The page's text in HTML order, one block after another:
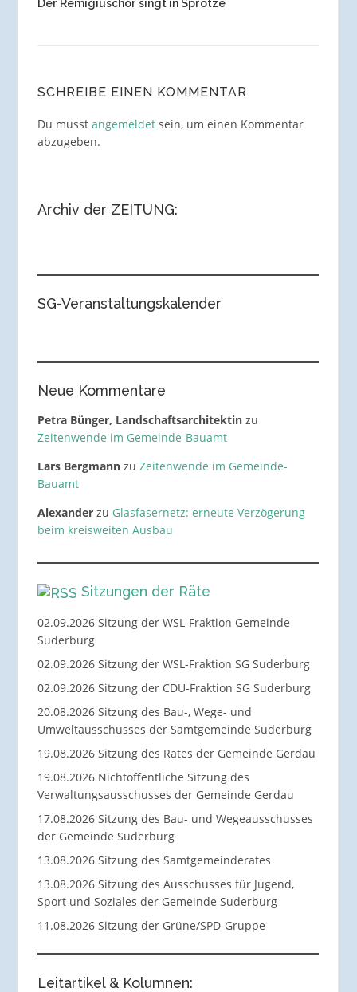
Der Remigiuschor singt in Sprötze
SCHREIBE EINEN KOMMENTAR
Du musst angemeldetsein, um einen Kommentar
abzugeben.
Archiv der ZEITUNG:
SG-Veranstaltungskalender
Neue Kommentare
Petra Bünger, Landschaftsarchitektinzu
Zeitenwende im Gemeinde-Bauamt
Lars Bergmannzu Zeitenwende im Gemeinde-
Bauamt
Alexanderzu Glasfasernetz: erneute Verzögerung
beim kreisweiten Ausbau
Sitzungen der Räte
02.09.2026 Sitzung der WSL-Fraktion Gemeinde
Suderburg
02.09.2026 Sitzung der WSL-Fraktion SG Suderburg
02.09.2026 Sitzung der CDU-Fraktion SG Suderburg
20.08.2026 Sitzung des Bau-, Wege- und
Umweltausschusses der Samtgemeinde Suderburg
19.08.2026 Sitzung des Rates der Gemeinde Gerdau
19.08.2026 Nichtöffentliche Sitzung des
Verwaltungsausschusses der Gemeinde Gerdau
17.08.2026 Sitzung des Bau- und Wegeausschusses
der Gemeinde Suderburg
13.08.2026 Sitzung des Samtgemeinderates
13.08.2026 Sitzung des Ausschusses für Jugend,
Sport und Soziales der Gemeinde Suderburg
11.08.2026 Sitzung der Grüne/SPD-Gruppe
Leitartikel & Kolumnen: